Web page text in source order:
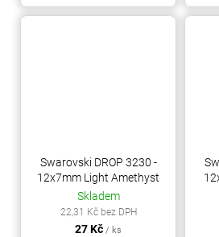
Swarovski DROP 3230 -
12x7mm Light Amethyst
Skladem
22,31 Kč bez DPH
27 Kč / ks